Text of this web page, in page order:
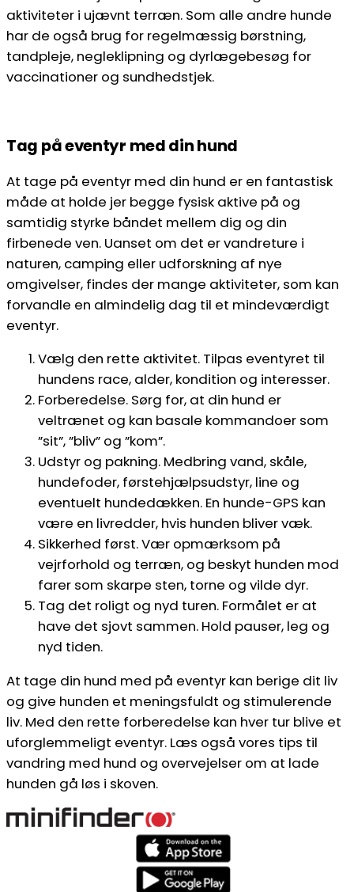
aktiviteter i ujævnt terræn. Som alle andre hunde
har de også brug for regelmæssig børstning,
tandpleje, negleklipning og dyrlægebesøg for
vaccinationer og sundhedstjek.
Tag på eventyr med din hund
At tage på eventyr med din hund er en fantastisk
måde at holde jer begge fysisk aktive på og
samtidig styrke båndet mellem dig og din
firbenede ven. Uanset om det er vandreture i
naturen, camping eller udforskning af nye
omgivelser, findes der mange aktiviteter, som kan
forvandle en almindelig dag til et mindeværdigt
eventyr.
Vælg den rette aktivitet. Tilpas eventyret til
hundens race, alder, kondition og interesser.
Forberedelse. Sørg for, at din hund er
veltrænet og kan basale kommandoer som
”sit”, ”bliv” og ”kom”.
Udstyr og pakning. Medbring vand, skåle,
hundefoder, førstehjælpsudstyr, line og
eventuelt hundedækken. En hunde-GPS kan
være en livredder, hvis hunden bliver væk.
Sikkerhed først. Vær opmærksom på
vejrforhold og terræn, og beskyt hunden mod
farer som skarpe sten, torne og vilde dyr.
Tag det roligt og nyd turen. Formålet er at
have det sjovt sammen. Hold pauser, leg og
nyd tiden.
At tage din hund med på eventyr kan berige dit liv
og give hunden et meningsfuldt og stimulerende
liv. Med den rette forberedelse kan hver tur blive et
uforglemmeligt eventyr. Læs også vores tips til
vandring med hund og overvejelser om at lade
hunden gå løs i skoven.